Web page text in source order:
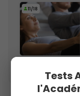
11/18
Tests